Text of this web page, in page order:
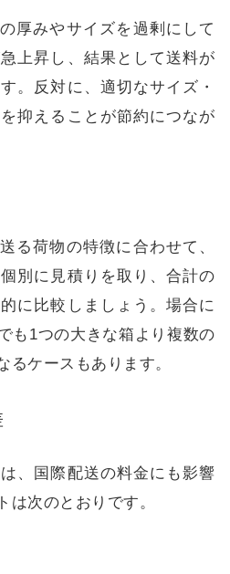
厚みやサイズを過剰にして
上昇し、結果として送料が
。反対に、適切なサイズ・
抑えることが節約につなが
る荷物の特徴に合わせて、
別に見積りを取り、合計の
に比較しましょう。場合に
も1つの大きな箱より複数の
るケースもあります。
、国際配送の料金にも影響
は次のとおりです。